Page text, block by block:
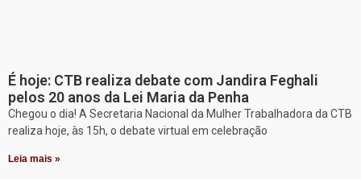
É hoje: CTB realiza debate com Jandira Feghali
pelos 20 anos da Lei Maria da Penha
Chegou o dia! A Secretaria Nacional da Mulher Trabalhadora da CTB
realiza hoje, às 15h, o debate virtual em celebração
Leia mais »